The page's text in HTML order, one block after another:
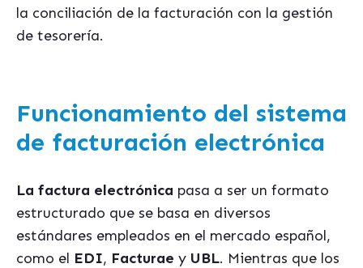
la conciliación de la facturación con la gestión
de tesorería.
Funcionamiento del sistema
de facturación electrónica
La factura electrónica pasa a ser un formato
estructurado que se basa en diversos
estándares empleados en el mercado español,
como el EDI, Facturae y UBL. Mientras que los